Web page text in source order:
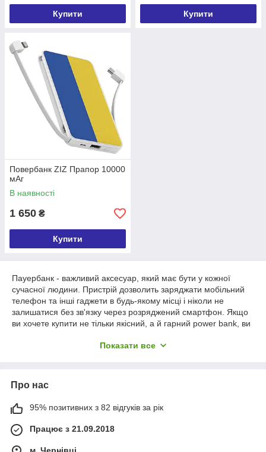
Купити Купити
Повербанк ZIZ Прапор 10000
мАг
В наявності
1 650 ₴
Купити
Пауербанк - важливий аксесуар, який має бути у кожної
сучасної людини. Пристрій дозволить заряджати мобільний
телефон та інші гаджети в будь-якому місці і ніколи не
залишатися без зв'язку через розряджений смартфон. Якщо
ви хочете купити не тільки якісний, а й гарний power bank, ви
Чому варто купити оригінальний повербанк від компанії
USB, USB Type-C та фірмовий Lightning, що дозволяє
від низького заряду усі ваші гаджети – телефон, планшет,
смарт-годинник, фітнес-браслет. При необхідності від нього
можна навіть зарядити ноутбук;
Показати все
Про нас
95% позитивних з 82 відгуків за рік
Працює з 21.09.2018